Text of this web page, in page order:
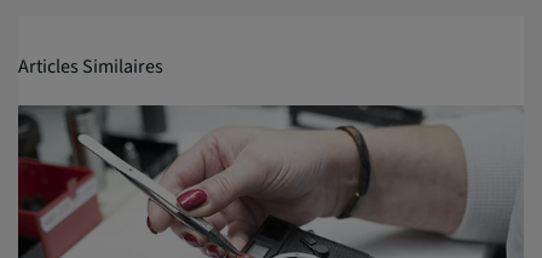
Articles Similaires